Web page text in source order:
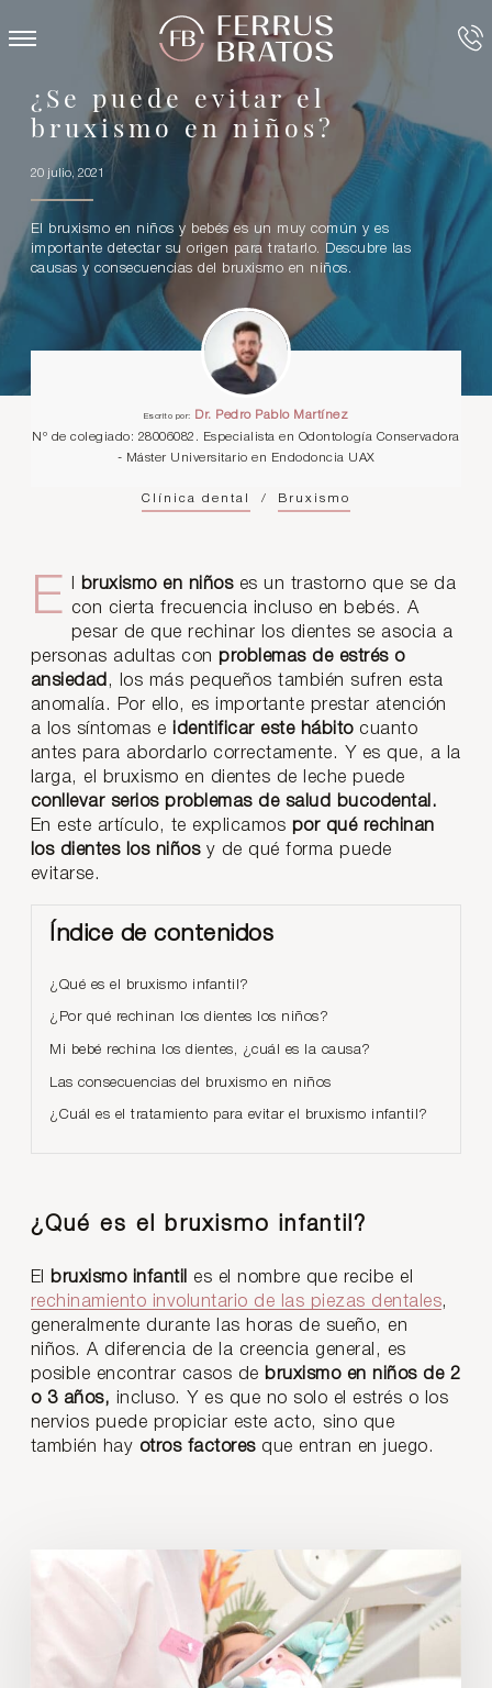
¿Se puede evitar el
bruxismo en niños?
20 julio, 2021
El bruxismo en niños y bebés es un muy común y es
importante detectar su origen para tratarlo. Descubre las
causas y consecuencias del bruxismo en niños.
Escrito por:
Dr. Pedro Pablo Martínez
Nº de colegiado: 28006082. Especialista en Odontología Conservadora
- Máster Universitario en Endodoncia UAX
Clínica dental / Bruxismo
bruxismo en niñoses un trastorno que se da
con cierta frecuencia incluso en bebés. A
pesar de que rechinar los dientes se asocia a
personas adultas con problemas de estrés o
ansiedad , los más pequeños también sufren esta
anomalía. Por ello, es importante prestar atención
a los síntomas e identificar este hábito cuanto
antes para abordarlo correctamente. Y es que, a la
larga, el bruxismo en dientes de leche puede
conllevar serios problemas de salud bucodental.
En este artículo, te explicamos por qué rechinan
los dientes los niñosy de qué forma puede
evitarse.
Índice de contenidos
¿Qué es el bruxismo infantil?
¿Por qué rechinan los dientes los niños?
Mi bebé rechina los dientes, ¿cuál es la causa?
Las consecuencias del bruxismo en niños
¿Cuál es el tratamiento para evitar el bruxismo infantil?
¿Qué es el bruxismo infantil?
El bruxismo infantil es el nombre que recibe el
rechinamiento involuntario de las piezas dentales,
generalmente durante las horas de sueño, en
niños. A diferencia de la creencia general, es
posible encontrar casos de bruxismo en niños de 2
o 3 años, incluso. Y es que no solo el estrés o los
nervios puede propiciar este acto, sino que
también hay otros factores que entran en juego.